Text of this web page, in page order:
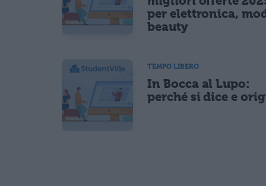
per elettronica,
beauty
TEMPO LIBERO
In Bocca al Lupo:
perché si dice e